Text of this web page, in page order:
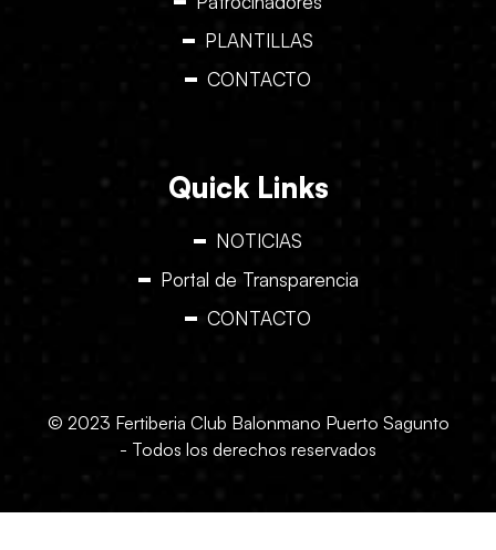
PLANTILLAS
CONTACTO
Quick Links
NOTICIAS
Portal de Transparencia
CONTACTO
© 2023 Fertiberia Club Balonmano Puerto Sagunto
- Todos los derechos reservados